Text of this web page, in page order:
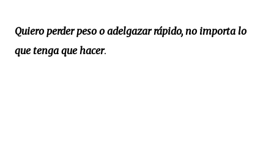
Quiero perder peso o adelgazar rápido, no importa lo
que tenga que hacer.